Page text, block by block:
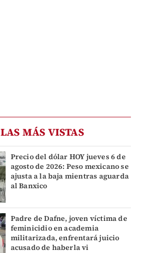
LAS MÁS VISTAS
Precio del dólar HOY jueves 6 de
agosto de 2026: Peso mexicano se
ajusta a la baja mientras aguarda
al Banxico
Padre de Dafne, joven víctima de
feminicidio en academia
militarizada, enfrentará juicio
acusado de haberla vi